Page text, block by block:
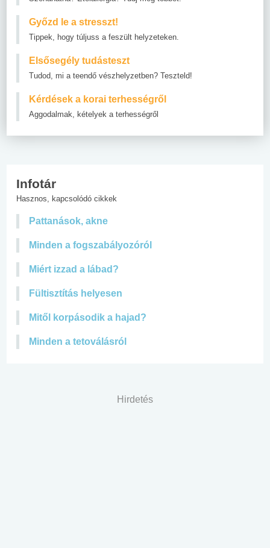
Győzd le a stresszt!
Tippek, hogy túljuss a feszült helyzeteken.
Elsősegély tudásteszt
Tudod, mi a teendő vészhelyzetben? Teszteld!
Kérdések a korai terhességről
Aggodalmak, kételyek a terhességről
Infotár
Hasznos, kapcsolódó cikkek
Pattanások, akne
Minden a fogszabályozóról
Miért izzad a lábad?
Fültisztítás helyesen
Mitől korpásodik a hajad?
Minden a tetoválásról
Hirdetés